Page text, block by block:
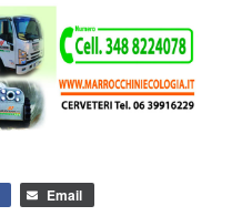
Email